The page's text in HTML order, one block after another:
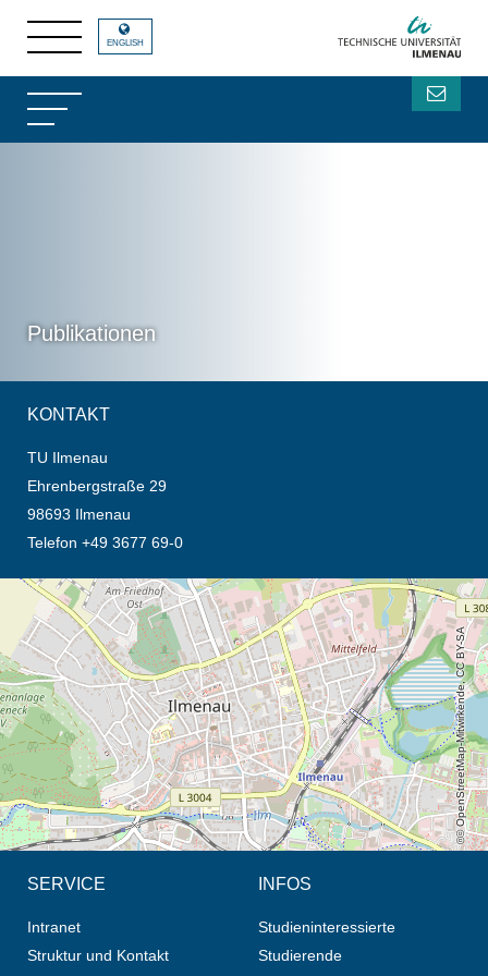
Publikationen
ENGLISH
KONTAKT
TU Ilmenau
Ehrenbergstraße 29
98693 Ilmenau
Telefon +49 3677 69-0
Öffnet die Anfahrtsbeschreibung in neuem Tab (Karte)
© OpenStreetMap-Mitwirkende, CC BY-SA
SERVICE
Intranet
Struktur und Kontakt
INFOS
Studieninteressierte
Studierende